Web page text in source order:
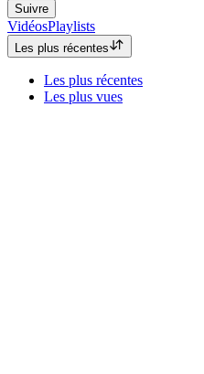
Suivre
VidéosPlaylists
Les plus récentes
Les plus récentes
Les plus vues